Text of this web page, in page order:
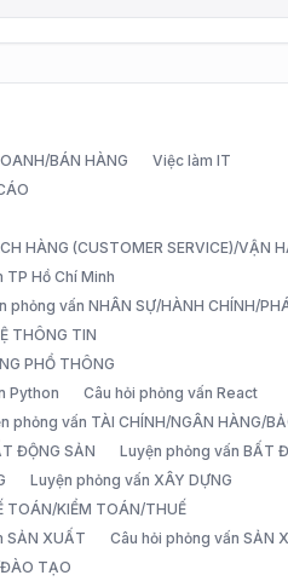
BÁN HÀNG
Việc làm IT
HÀNG (CUSTOMER SERVICE)/VẬN
TP Hồ Chí Minh
phỏng vấn NHÂN SỰ/HÀNH CHÍNH/
THÔNG TIN
PHỔ THÔNG
Python
Câu hỏi phỏng vấn React
phỏng vấn TÀI CHÍNH/NGÂN HÀNG/
ĐỘNG SẢN
Luyện phỏng vấn BẤT
Luyện phỏng vấn XÂY DỰNG
TOÁN/KIỂM TOÁN/THUẾ
SẢN XUẤT
Câu hỏi phỏng vấn SẢN
TẠO